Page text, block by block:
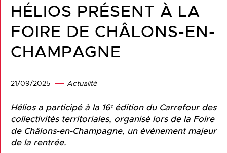
HÉLIOS PRÉSENT À LA
FOIRE DE CHÂLONS-EN-
CHAMPAGNE
21/09/2025 Actualité
Hélios a participé à la 16ᵉ édition du Carrefour des
collectivités territoriales, organisé lors de la Foire
de Châlons-en-Champagne, un événement majeur
de la rentrée.